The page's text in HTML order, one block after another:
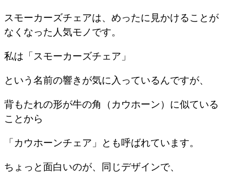
スモーカーズチェアは、めったに見かけることが
なくなった人気モノです。
私は「スモーカーズチェア」
という名前の響きが気に入っているんですが、
背もたれの形が牛の角（カウホーン）に似ている
ことから
「カウホーンチェア」とも呼ばれています。
ちょっと面白いのが、同じデザインで、